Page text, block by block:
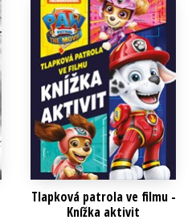
Tlapková patrola ve filmu -
Knížka aktivit